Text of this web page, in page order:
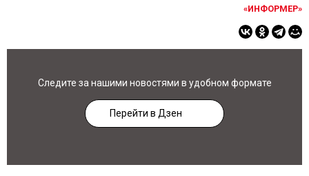
«ИНФОРМЕР»
Следите за нашими новостями в удобном формате
Перейти в Дзен